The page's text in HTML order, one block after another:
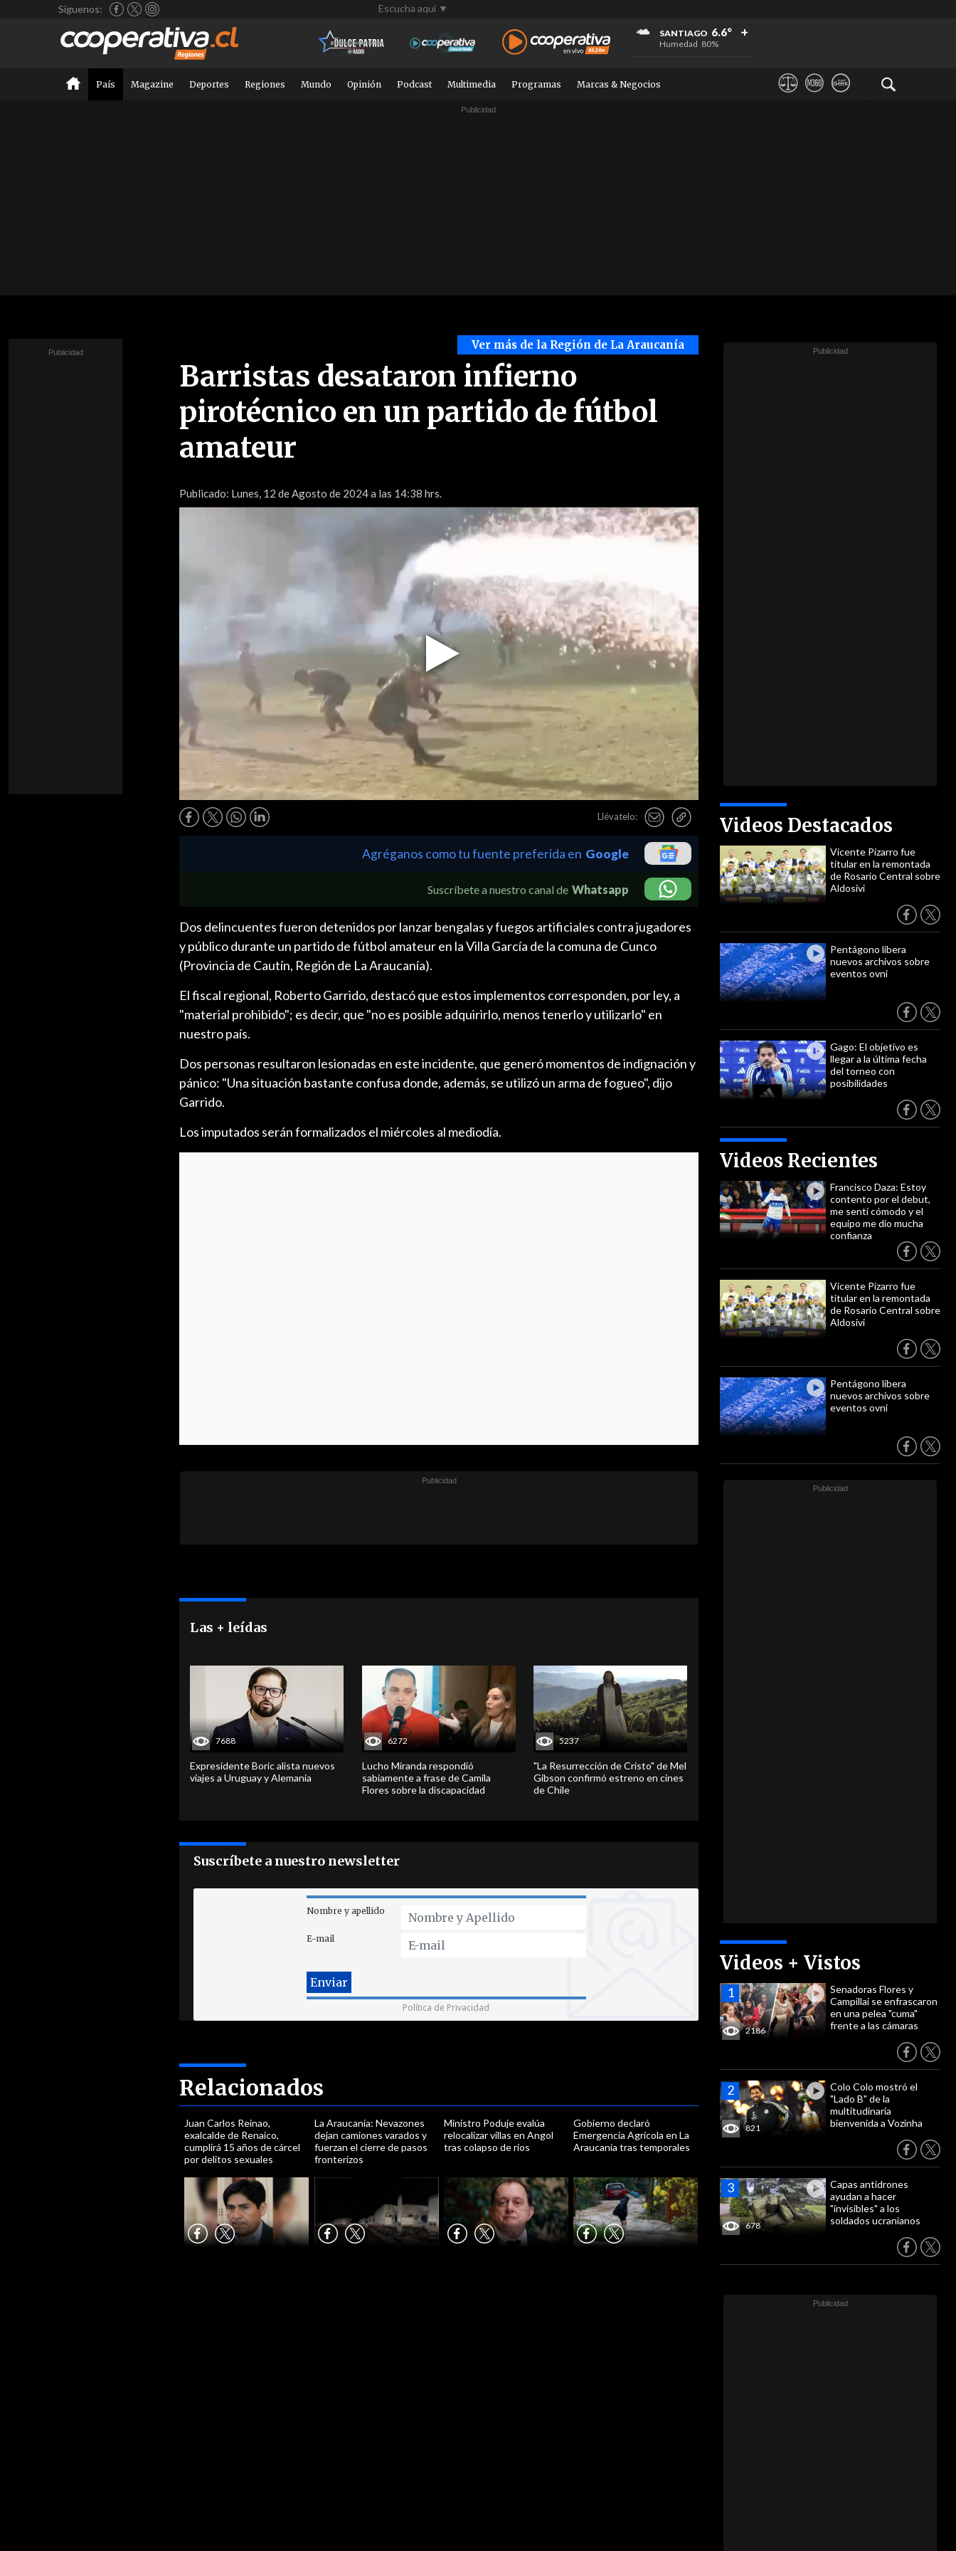
Síguenos: Escucha aquí ▼
SANTIAGO 6.6°
Humedad 80%
+
+
+
País Magazine Deportes Regiones Mundo Opinión Podcast Multimedia Programas Marcas & Negocios
Ver más de la Región de La Araucanía
Barristas desataron infierno
pirotécnico en un partido de fútbol
amateur
Publicado: Lunes, 12 de Agosto de 2024 a las 14:38 hrs.
Video
Llévatelo: Videos Destacados
Vicente Pizarro fue
titular en la remontada
de Rosario Central sobre
Aldosivi
Pentágono libera
nuevos archivos sobre
eventos ovni
Gago: El objetivo es
llegar a la última fecha
del torneo con
posibilidades
Videos Recientes
Francisco Daza: Estoy
contento por el debut,
me sentí cómodo y el
equipo me dio mucha
confianza
Vicente Pizarro fue
titular en la remontada
de Rosario Central sobre
Aldosivi
Pentágono libera
nuevos archivos sobre
eventos ovni
Videos + Vistos
2186
Senadoras Flores y
Campillai se enfrascaron
en una pelea "cuma"
frente a las cámaras
821
Colo Colo mostró el
"Lado B" de la
multitudinaria
bienvenida a Vozinha
678
Capas antidrones
ayudan a hacer
"invisibles" a los
soldados ucranianos
Agréganos como tu fuente preferida en Google
Suscríbete a nuestro canal de Whatsapp
Dos delincuentes fueron detenidos por lanzar bengalas y fuegos artificiales contra jugadores
y público durante un partido de fútbol amateur en la Villa García de la comuna de Cunco
(Provincia de Cautín, Región de La Araucanía).
El fiscal regional, Roberto Garrido, destacó que estos implementos corresponden, por ley, a
"material prohibido"; es decir, que "no es posible adquirirlo, menos tenerlo y utilizarlo" en
nuestro país.
Dos personas resultaron lesionadas en este incidente, que generó momentos de indignación y
pánico: "Una situación bastante confusa donde, además, se utilizó un arma de fogueo", dijo
Garrido.
Los imputados serán formalizados el miércoles al mediodía.
Las + leídas
7688
Expresidente Boric alista nuevos
viajes a Uruguay y Alemania
6272
Lucho Miranda respondió
sabiamente a frase de Camila
Flores sobre la discapacidad
5237
"La Resurrección de Cristo" de Mel
Gibson confirmó estreno en cines
de Chile
Suscríbete a nuestro newsletter
Nombre y apellido
E-mail
Política de Privacidad
Relacionados
Juan Carlos Reinao,
exalcalde de Renaico,
cumplirá 15 años de cárcel
por delitos sexuales
La Araucanía: Nevazones
dejan camiones varados y
fuerzan el cierre de pasos
fronterizos
Ministro Poduje evalúa
relocalizar villas en Angol
tras colapso de ríos
Gobierno declaró
Emergencia Agrícola en La
Araucanía tras temporales